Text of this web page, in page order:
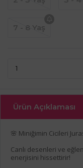
Ürün Açıklaması
🌸 Miniğimin Cicileri
Canlı desenleri ve
enerjisini hissettirir!